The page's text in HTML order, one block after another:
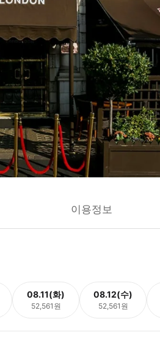
이용정보
08.11(화)
52,561원
08.12(수)
52,561원